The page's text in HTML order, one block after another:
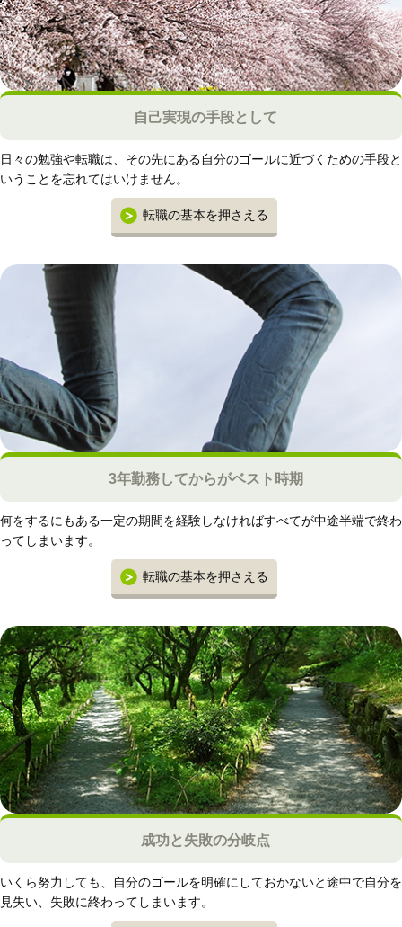
自己実現の手段として
日々の勉強や転職は、その先にある自分のゴールに近づくための手段と
いうことを忘れてはいけません。
転職の基本を押さえる
3年勤務してからがベスト時期
何をするにもある一定の期間を経験しなければすべてが中途半端で終わ
ってしまいます。
転職の基本を押さえる
成功と失敗の分岐点
いくら努力しても、自分のゴールを明確にしておかないと途中で自分を
見失い、失敗に終わってしまいます。